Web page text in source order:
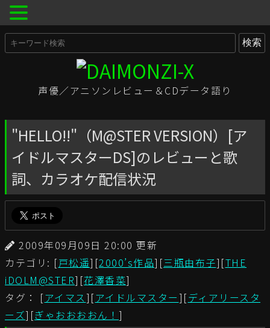
声優／アニソンレビュー＆CDデータ語り
"HELLO!!"（M@STER VERSION）[ア
イドルマスターDS]のレビューと歌
詞、カラオケ配信状況
2009年09月09日 20:00 更新
カテゴリ: [戸松遥][2000’s作品][三瓶由布子][THE
iDOLM@STER][花澤香菜]
タグ： [アイマス][アイドルマスター][ディアリースタ
ーズ][ぎゃおおおおん！ ]